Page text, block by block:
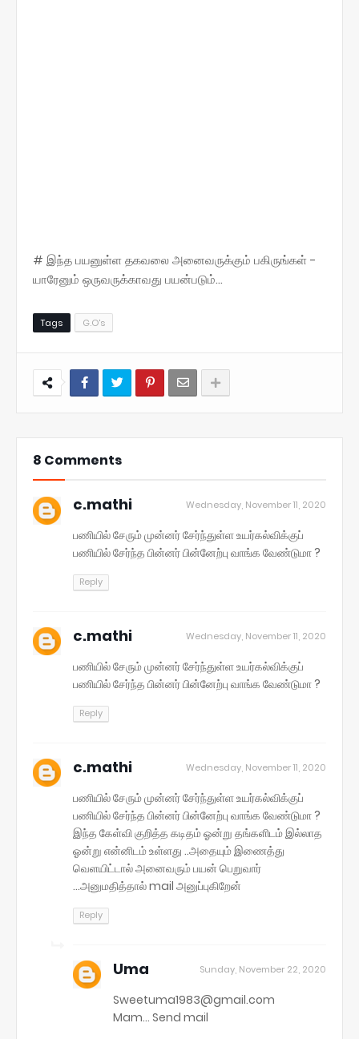
# இந்த பயனுள்ள தகவலை அனைவருக்கும் பகிருங்கள் -
யாரேனும் ஒருவருக்காவது பயன்படும்...
Tags G.O's
8 Comments
c.mathi Wednesday, November 11, 2020
பணியில் சேரும் முன்னர் சேர்ந்துள்ள உயர்கல்விக்குப்
பணியில் சேர்ந்த பின்னர் பின்னேற்பு வாங்க வேண்டுமா ?
Reply
c.mathi Wednesday, November 11, 2020
பணியில் சேரும் முன்னர் சேர்ந்துள்ள உயர்கல்விக்குப்
பணியில் சேர்ந்த பின்னர் பின்னேற்பு வாங்க வேண்டுமா ?
Reply
c.mathi Wednesday, November 11, 2020
பணியில் சேரும் முன்னர் சேர்ந்துள்ள உயர்கல்விக்குப்
பணியில் சேர்ந்த பின்னர் பின்னேற்பு வாங்க வேண்டுமா ?
இந்த கேள்வி குறித்த கடிதம் ஓன்று தங்களிடம் இல்லாத
ஓன்று என்னிடம் உள்ளது ..அதையும் இணைத்து
வெளயிட்டால் அனைவரும் பயன் பெறுவார்
...அனுமதித்தால் mail அனுப்புகிறேன்
Reply
Uma Sunday, November 22, 2020
Sweetuma1983@gmail.com
Mam... Send mail